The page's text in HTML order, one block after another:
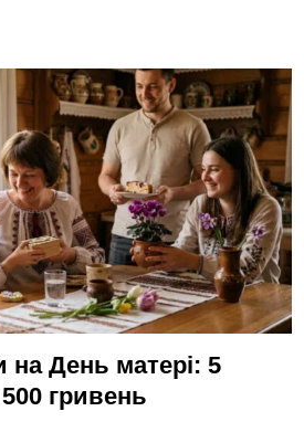
День матері: 5
гривень